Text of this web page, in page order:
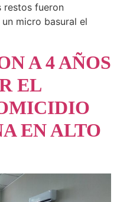
restos fueron
micro basural el
A 4 AÑOS
EL
EN ALTO